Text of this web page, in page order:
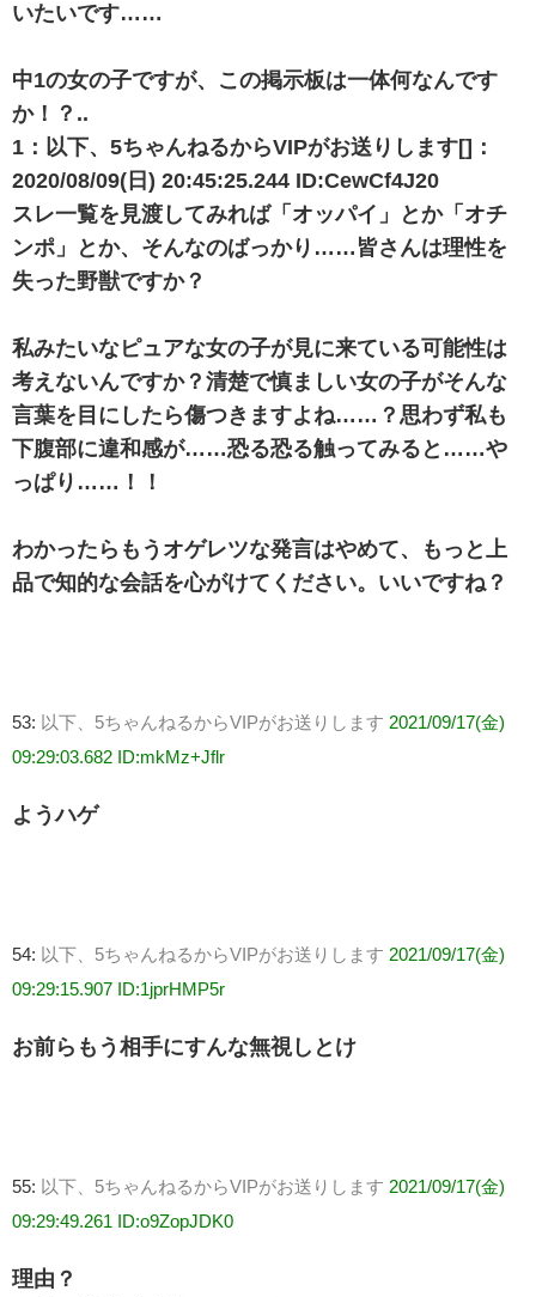
いたいです……
中1の女の子ですが、この掲示板は一体何なんです
か！？..
1：以下、5ちゃんねるからVIPがお送りします[]：
2020/08/09(日) 20:45:25.244 ID:CewCf4J20
スレ一覧を見渡してみれば「オッパイ」とか「オチ
ンポ」とか、そんなのばっかり……皆さんは理性を
失った野獣ですか？
私みたいなピュアな女の子が見に来ている可能性は
考えないんですか？清楚で慎ましい女の子がそんな
言葉を目にしたら傷つきますよね……？思わず私も
下腹部に違和感が……恐る恐る触ってみると……や
っぱり……！！
わかったらもうオゲレツな発言はやめて、もっと上
品で知的な会話を心がけてください。いいですね？
53: 以下、5ちゃんねるからVIPがお送りします 2021/09/17(金)
09:29:03.682 ID:mkMz+Jflr
ようハゲ
54: 以下、5ちゃんねるからVIPがお送りします 2021/09/17(金)
09:29:15.907 ID:1jprHMP5r
お前らもう相手にすんな無視しとけ
55: 以下、5ちゃんねるからVIPがお送りします 2021/09/17(金)
09:29:49.261 ID:o9ZopJDK0
理由？